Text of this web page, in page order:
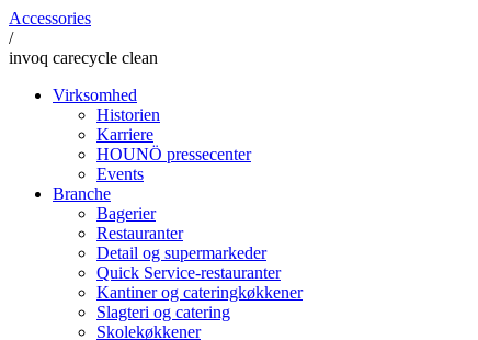
Accessories
/
invoq carecycle clean
Virksomhed
Historien
Karriere
HOUNÖ pressecenter
Events
Branche
Bagerier
Restauranter
Detail og supermarkeder
Quick Service-restauranter
Kantiner og cateringkøkkener
Slagteri og catering
Skolekøkkener